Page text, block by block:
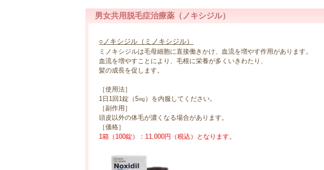
男女共用脱毛症治療薬（ノキシジル）
○ノキシジル（ミノキシジル）
ミノキシジルは毛母細胞に直接働きかけ、血流を増やす作用があります。
血流を増やすことにより、毛根に栄養が多くいきわたり、
髪の成長を促します。
［使用法］
1日1回1錠（5㎎）を内服してください。
［副作用］
頭皮以外の体毛が濃くなる場合があります。
［価格］
1箱（100錠）：11,000円（税込）となります。